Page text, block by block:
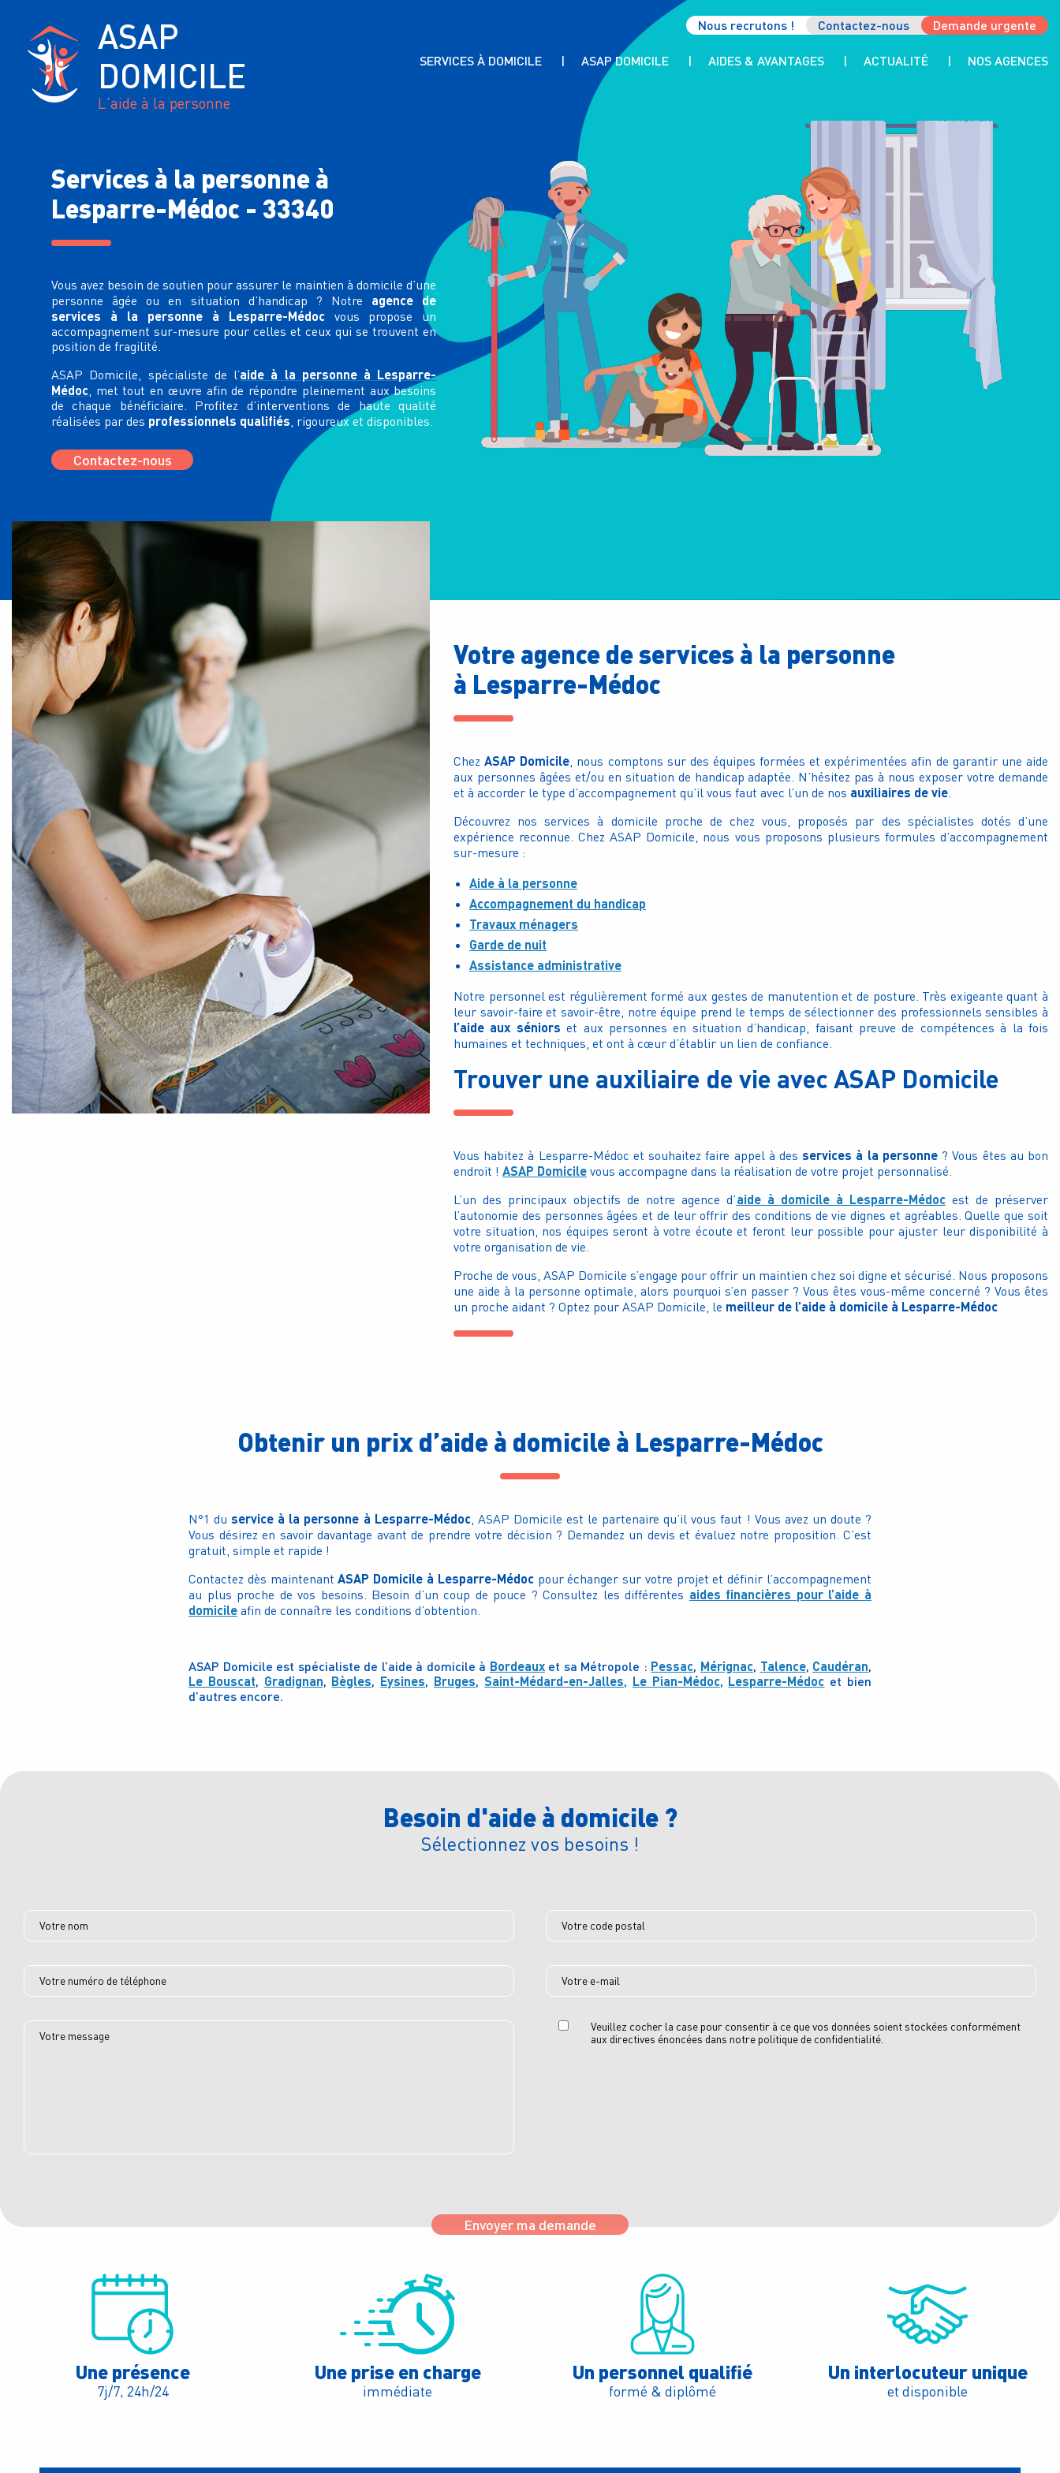
ASAP
DOMICILE
L'aide à la personne
Nous recrutons ! Contactez-nous Demande urgente
SERVICES À DOMICILE ASAP DOMICILE
PRÉSENTATION & CHARTE QUALITÉ
INTERVENANTS ET FORMATIONS
CERTIFICATIONS ET CONVENTIONS
AIDES & AVANTAGES ACTUALITÉ NOS AGENCES
Services à la personne à
Lesparre-Médoc - 33340
Vous avez besoin de soutien pour assurer le maintien à domicile d’une
personne âgée ou en situation d’handicap ? Notre agence de
services à la personne à Lesparre-Médocvous propose un
accompagnement sur-mesure pour celles et ceux qui se trouvent en
position de fragilité.
ASAP Domicile, spécialiste de l’aide à la personne à Lesparre-
Médoc, met tout en œuvre afin de répondre pleinement aux besoins
de chaque bénéficiaire. Profitez d’interventions de haute qualité
réalisées par des professionnels qualifiés, rigoureux et disponibles.
Contactez-nous
Votre agence de services à la personne
à Lesparre-Médoc
Chez ASAP Domicile, nous comptons sur des équipes formées et expérimentées afin de garantir une aide
aux personnes âgées et/ou en situation de handicap adaptée. N’hésitez pas à nous exposer votre demande
et à accorder le type d’accompagnement qu’il vous faut avec l’un de nos auxiliaires de vie.
Découvrez nos services à domicile proche de chez vous, proposés par des spécialistes dotés d’une
expérience reconnue. Chez ASAP Domicile, nous vous proposons plusieurs formules d’accompagnement
sur-mesure :
Aide à la personne
Accompagnement du handicap
Travaux ménagers
Garde de nuit
Assistance administrative
Notre personnel est régulièrement formé aux gestes de manutention et de posture. Très exigeante quant à
leur savoir-faire et savoir-être, notre équipe prend le temps de sélectionner des professionnels sensibles à
l’aide aux séniorset aux personnes en situation d’handicap, faisant preuve de compétences à la fois
humaines et techniques, et ont à cœur d’établir un lien de confiance.
Trouver une auxiliaire de vie avec ASAP Domicile
Vous habitez à Lesparre-Médoc et souhaitez faire appel à des services à la personne? Vous êtes au bon
endroit ! ASAP Domicile vous accompagne dans la réalisation de votre projet personnalisé.
L’un des principaux objectifs de notre agence d’aide à domicile à Lesparre-Médocest de préserver
l’autonomie des personnes âgées et de leur offrir des conditions de vie dignes et agréables. Quelle que soit
votre situation, nos équipes seront à votre écoute et feront leur possible pour ajuster leur disponibilité à
votre organisation de vie.
Proche de vous, ASAP Domicile s’engage pour offrir un maintien chez soi digne et sécurisé. Nous proposons
une aide à la personne optimale, alors pourquoi s’en passer ? Vous êtes vous-même concerné ? Vous êtes
un proche aidant ? Optez pour ASAP Domicile, le meilleur de l’aide à domicile à Lesparre-Médoc
Obtenir un prix d’aide à domicile à Lesparre-Médoc
N°1 duservice à la personne à Lesparre-Médoc, ASAP Domicile est le partenaire qu’il vous faut ! Vous avez un doute ?
Vous désirez en savoir davantage avant de prendre votre décision ? Demandez un devis et évaluez notre proposition. C’est
gratuit, simple et rapide !
Contactez dès maintenantASAP Domicile à Lesparre-Médoc pour échanger sur votre projet et définir l’accompagnement
au plus proche de vos besoins. Besoin d’un coup de pouce ? Consultez les différentes aides financières pour l’aide à
domicile afin de connaître les conditions d’obtention.
ASAP Domicile est spécialiste de l’aide à domicile à Bordeaux et sa Métropole : Pessac, Mérignac, Talence, Caudéran,
Le Bouscat, Gradignan, Bègles, Eysines, Bruges, Saint-Médard-en-Jalles, Le Pian-Médoc, Lesparre-Médoc et bien
d’autres encore.
Besoin d'aide à domicile ?
Sélectionnez vos besoins !
Votre nom Votre code postal
Votre numéro de téléphone Votre e-mail
Votre message
Veuillez cocher la case pour consentir à ce que vos données soient stockées conformément
aux directives énoncées dans notre politique de confidentialité.
Envoyer ma demande
Une présence
7j/7, 24h/24
Une prise en charge
immédiate
Un personnel qualifié
formé & diplômé
Un interlocuteur unique
et disponible